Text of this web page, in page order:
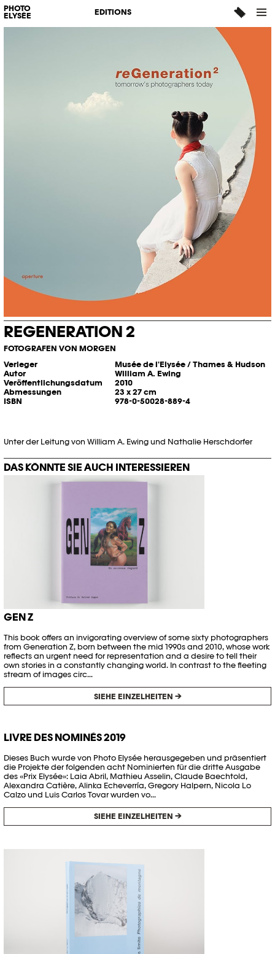
PHOTO
ELYSÉE
EDITIONS
REGENERATION 2
FOTOGRAFEN VON MORGEN
Verleger
Musée de l'Elysée / Thames & Hudson
Autor
William A. Ewing
Veröffentlichungsdatum
2010
Abmessungen
23 x 27 cm
ISBN
978-0-50028-889-4
Unter der Leitung von William A. Ewing und Nathalie Herschdorfer
DAS KÖNNTE SIE AUCH INTERESSIEREN
GEN Z
This book offers an invigorating overview of some sixty photographers
from Generation Z, born between the mid 1990s and 2010, whose work
reflects an urgent need for representation and a desire to tell their
own stories in a constantly changing world. In contrast to the fleeting
stream of images circ...
SIEHE EINZELHEITEN →
LIVRE DES NOMINÉS 2019
Dieses Buch wurde von Photo Elysée herausgegeben und präsentiert
die Projekte der folgenden acht Nominierten für die dritte Ausgabe
des «Prix Elysée»: Laia Abril, Mathieu Asselin, Claude Baechtold,
Alexandra Catière, Alinka Echeverría, Gregory Halpern, Nicola Lo
Calzo und Luis Carlos Tovar wurden vo...
SIEHE EINZELHEITEN →